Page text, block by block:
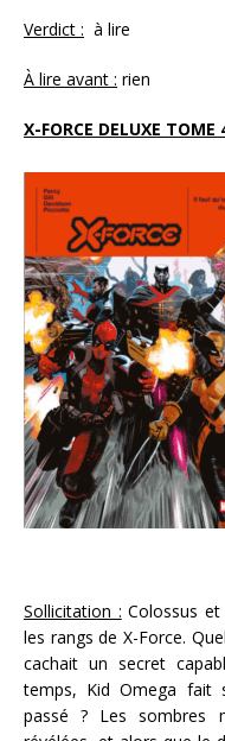
Verdict : à lire
À lire avant : rien
X-FORCE DELUXE TOME
Sollicitation : Colossus
les rangs de X-Force.
cachait un secret
temps, Kid Omega fait
passé ? Les sombres